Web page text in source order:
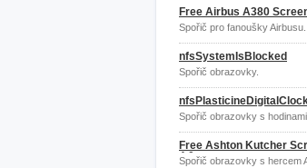
Free Airbus A380
Spořič pro fanoušky Airbusu.
nfsSystemIsBlocked
Spořič obrazovky.
Spořič obrazovky s hodinami.
Free Ashton Kutcher
4.0
Spořič obrazovky s hercem